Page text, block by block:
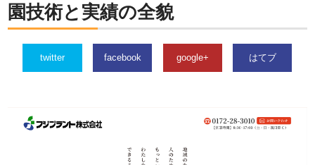
園技術と実績の全貌
twitter facebook google+ はてブ